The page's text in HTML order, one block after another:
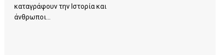
καταγράφουν την Ιστορία και
άνθρωποι...